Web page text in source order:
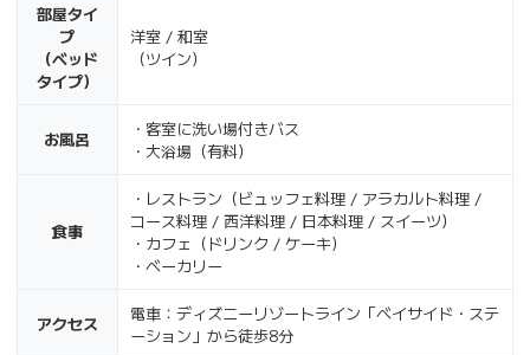
部屋タイ
プ
（ベッド
タイプ）
洋室 / 和室
（ツイン）
お風呂
・客室に洗い場付きバス
・大浴場（有料）
食事
・レストラン（ビュッフェ料理 / アラカルト料理 /
コース料理 / 西洋料理 / 日本料理 / スイーツ）
・カフェ（ドリンク / ケーキ）
・ベーカリー
アクセス
電車：ディズニーリゾートライン「ベイサイド・ステ
ーション」から徒歩8分